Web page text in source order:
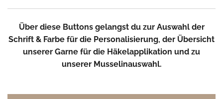
Über diese Buttons gelangst du zur Auswahl der
Schrift & Farbe für die Personalisierung, der Übersicht
unserer Garne für die Häkelapplikation und zu
unserer Musselinauswahl.